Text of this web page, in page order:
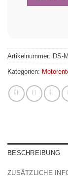
Artikelnummer: DS-
Kategorien:
BESCHREIBUNG
ZUSÄTZLICHE